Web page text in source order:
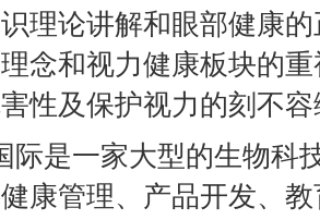
理论讲解和眼部健康
念和视力健康板块的
性及保护视力的刻不容
是一家大型的生物科
康管理、产品开发、